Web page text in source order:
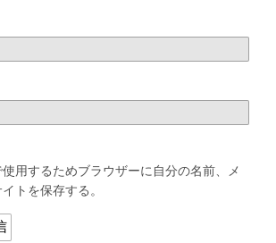
用するためブラウザーに自分の名前、メ
トを保存する。